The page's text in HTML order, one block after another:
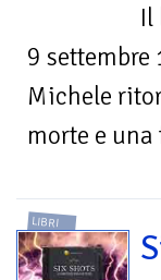
Il
9
Michele
morte e
LIBRI